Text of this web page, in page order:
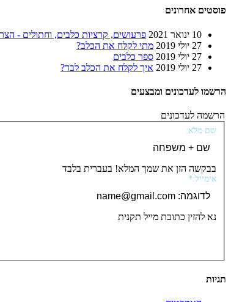
פוסטים אחרונים
10 ינואר 2021
פרעושים, קרציות כלבים, וחתולים -
27 יולי 2019
מתי לקלח את הכלב?
27 יולי 2019
ספר כלבים
27 יולי 2019
איך לקלח את הכלב לבד?
הרשמו לעדכונים ומבצעים
הרשמה לעדכונים
שם מלא:
בבקשה הזן את שמך המלא! בעברית בלבד
אימייל:*
נא להזין כתובת מייל תקנית
תגיות